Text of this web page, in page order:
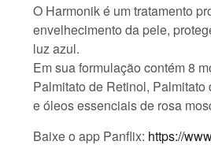
O Harmonik é um tratamento
envelhecimento da pele,
luz azul.
Em sua formulação contém 8
Palmitato de Retinol,
e óleos essenciais de rosa
Baixe o app Panflix: https://